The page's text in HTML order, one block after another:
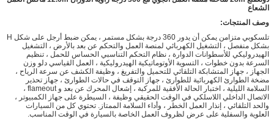
الشعاع
وصف المنتجات:
تلسكوبي متزامن يمكن أن يدور 360 درجة بشكل مستمر ، يمكن ضبط أرجل على شكل H
بشكل منفصل ، التشغيل الكهربائي لمنصة العمل والتحكم عن بعد بالأرض ، التشغيل
الهيدروليكي للأسطوانات الدوارة ، نظام التحكم التناسبي الحساس للحمل ، تنظيم
السرعة بدون خطوات ، التسوية الأوتوماتيكية الهيدروليكية ، العمل القياسي دلو وزن
الجهاز ، جهاز المتشابكة التلقائي للتحميل والتفريغ ، وظيفة الكشف عن سرعة الرياح ،
مضخة الطوارئ الكهربائية للطوارئ ، جهاز التوقف في حالات الطوارئ ، جهاز تحذير
السلامة الليلية ، اختبار الحالة الأفقية للمركبة ، إشعال المحرك عن بعد و flameout ،
الاتصال الداخلي اللاسلكي في الوقت الحقيقي وظيفة ، السيطرة على جهاز الكمبيوتر ،
والحد التلقائي ، إنذار العمل الخطر ، وأداء السلامة الممتاز. تحتوي كل من السيارات
العلوية والسفلية على عرض لظروف العمل الخاصة بالسيارة في الوقت المناسب.